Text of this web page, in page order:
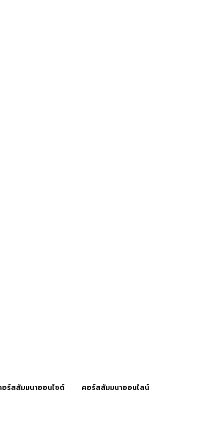
อร์สสัมมนาออนไซต์ คอร์สสัมมนาออนไลน์